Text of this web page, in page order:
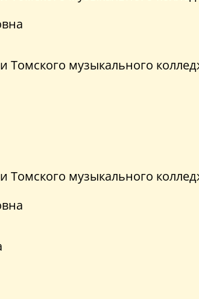
Томского музыкального
Томского музыкального